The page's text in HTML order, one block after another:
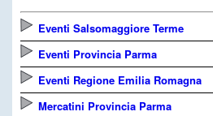
Eventi Salsomaggiore Terme
Eventi Provincia Parma
Eventi Regione Emilia Romagna
Mercatini Provincia Parma